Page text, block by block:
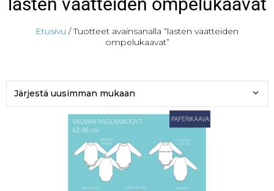
Etusivu / Tuotteet avainsanalla “lasten vaatteiden
ompelukaavat”